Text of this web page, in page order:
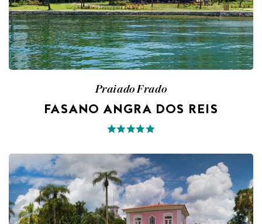
Praiado Frado
FASANO ANGRA DOS REIS